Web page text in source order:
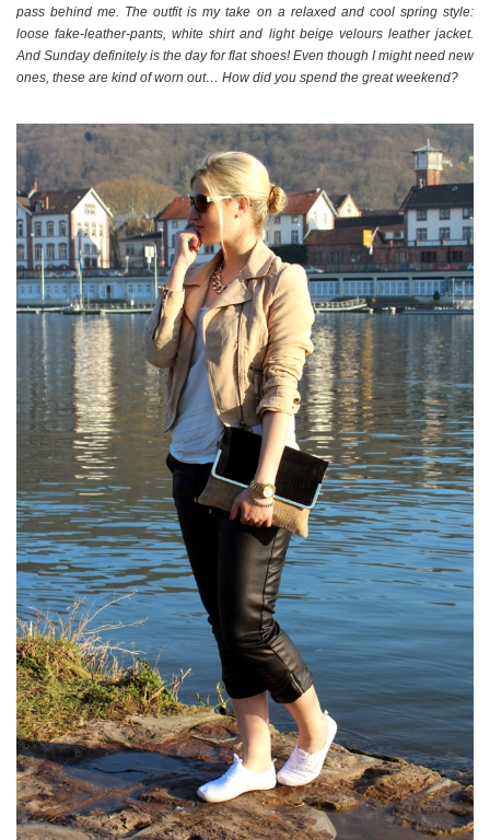
pass behind me. The outfit is my take on a relaxed and cool spring style:
loose fake-leather-pants, white shirt and light beige velours leather jacket.
And Sunday definitely is the day for flat shoes! Even though I might need new
ones, these are kind of worn out… How did you spend the great weekend?